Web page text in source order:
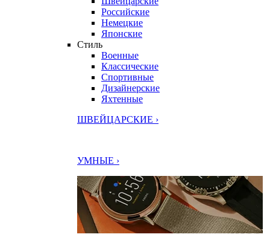
Российские
Немецкие
Японские
Стиль
Военные
Классические
Спортивные
Дизайнерские
Яхтенные
ШВЕЙЦАРСКИЕ ›
УМНЫЕ ›